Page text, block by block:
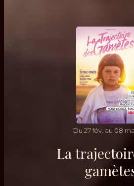
Du 27 fév. au 08
La